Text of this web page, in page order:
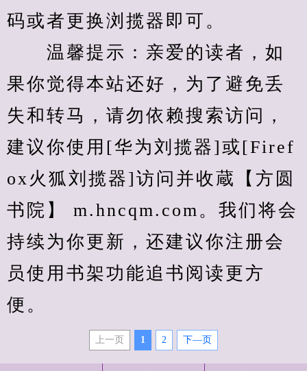
码或者更换浏揽器即可。
温馨提示：亲爱的读者，如
果你觉得本站还好，为了避免丢
失和转马，请勿依赖搜索访问，
建议你使用[华为刘揽器]或[Firef
ox火狐刘揽器]访问并收蔵【方圆
书院】 m.hncqm.com。我们将会
持续为你更新，还建议你注册会
员使用书架功能追书阅读更方
便。
上一页 1 2 下—页